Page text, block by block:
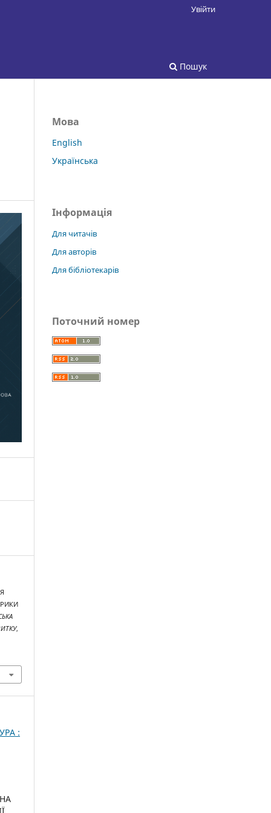
Пошук
Увійти
,
:
Мова
English
Українська
Інформація
Для читачів
Для авторів
Для бібліотекарів
Поточний номер